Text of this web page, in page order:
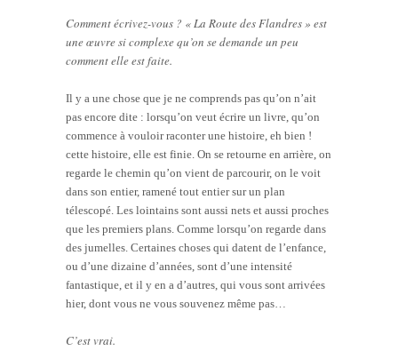
Comment écrivez-vous ? « La Route des Flandres » est
une œuvre si complexe qu’on se demande un peu
comment elle est faite.
Il y a une chose que je ne comprends pas qu’on n’ait
pas encore dite : lorsqu’on veut écrire un livre, qu’on
commence à vouloir raconter une histoire, eh bien !
cette histoire, elle est finie. On se retourne en arrière, on
regarde le chemin qu’on vient de parcourir, on le voit
dans son entier, ramené tout entier sur un plan
télescopé. Les lointains sont aussi nets et aussi proches
que les premiers plans. Comme lorsqu’on regarde dans
des jumelles. Certaines choses qui datent de l’enfance,
ou d’une dizaine d’années, sont d’une intensité
fantastique, et il y en a d’autres, qui vous sont arrivées
hier, dont vous ne vous souvenez même pas…
C’est vrai.